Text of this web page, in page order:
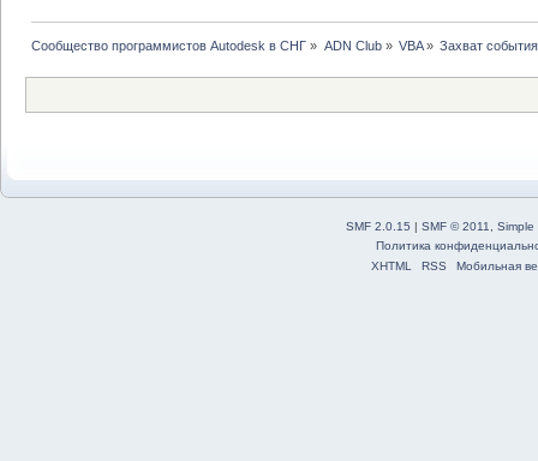
Сообщество программистов Autodesk в СНГ » ADN Club» VBA» Захват
SMF 2.0.15 | SMF © 2011
Simple
Политика
XHTML
RSS Мобильная